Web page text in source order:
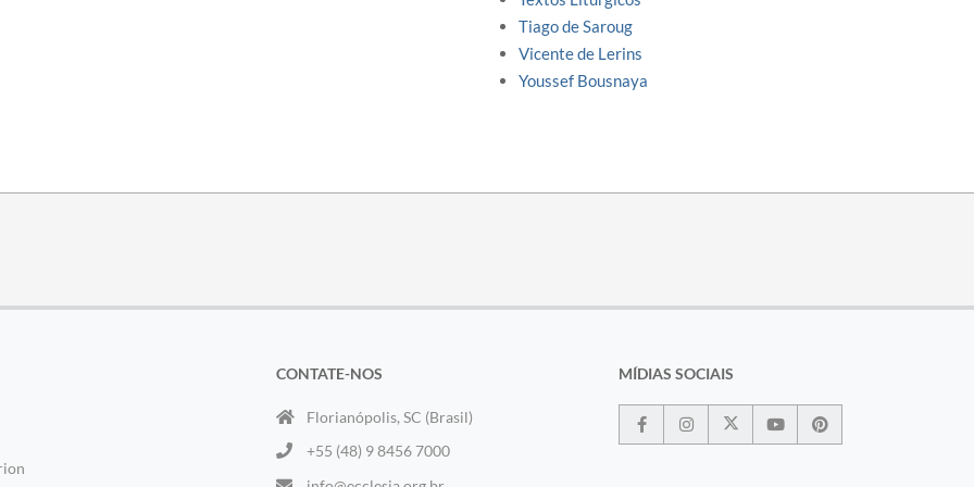
Tiago de Saroug
Vicente de Lerins
Youssef Bousnaya
CONTATE-NOS
Florianópolis, SC (Brasil)
+55 (48) 9 8456 7000
MÍDIAS SOCIAIS